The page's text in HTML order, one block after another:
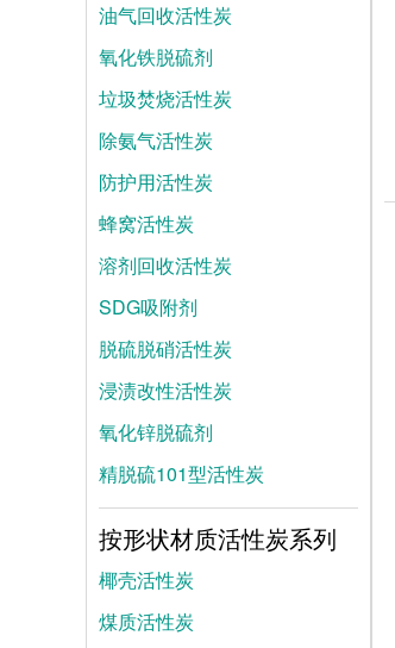
油气回收活性炭
氧化铁脱硫剂
垃圾焚烧活性炭
除氨气活性炭
防护用活性炭
蜂窝活性炭
溶剂回收活性炭
SDG吸附剂
脱硫脱硝活性炭
浸渍改性活性炭
氧化锌脱硫剂
精脱硫101型活性炭
按形状材质活性炭系列
椰壳活性炭
煤质活性炭